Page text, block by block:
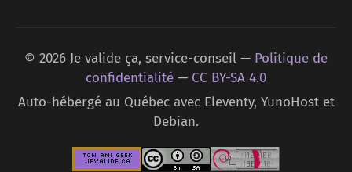
© 2026 Je valide ça, service-conseil — Politique de
confidentialité — CC BY-SA 4.0
Auto-hébergé au Québec avec Eleventy, YunoHost et
Debian.